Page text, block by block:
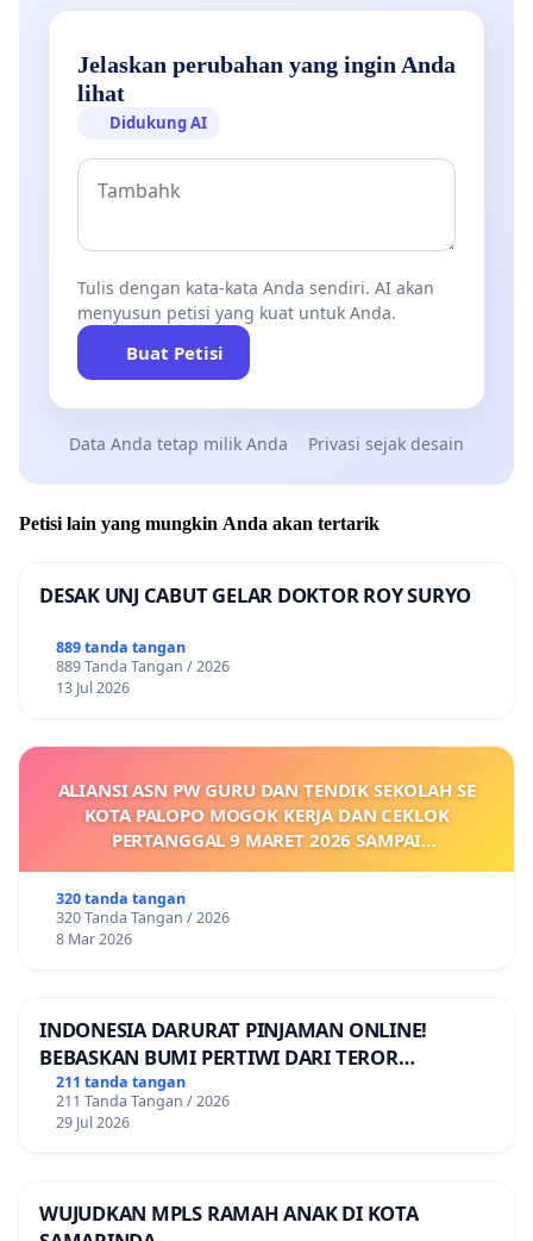
Jelaskan perubahan yang ingin Anda
lihat
Didukung AI
Tulis dengan kata-kata Anda sendiri. AI akan
menyusun petisi yang kuat untuk Anda.
Buat Petisi
Data Anda tetap milik Anda Privasi sejak desain
Petisi lain yang mungkin Anda akan tertarik
DESAK UNJ CABUT GELAR DOKTOR ROY SURYO
889 tanda tangan
889 Tanda Tangan / 2026
13 Jul 2026
ALIANSI ASN PW GURU DAN TENDIK SEKOLAH SE
KOTA PALOPO MOGOK KERJA DAN CEKLOK
PERTANGGAL 9 MARET 2026 SAMPAI
KEJELASAN SUMBER GAJI POKOK
320 tanda tangan
320 Tanda Tangan / 2026
8 Mar 2026
INDONESIA DARURAT PINJAMAN ONLINE!
BEBASKAN BUMI PERTIWI DARI TEROR
PINJAMAN ONLINE! TUTUP PINJOL!
211 tanda tangan
211 Tanda Tangan / 2026
29 Jul 2026
WUJUDKAN MPLS RAMAH ANAK DI KOTA